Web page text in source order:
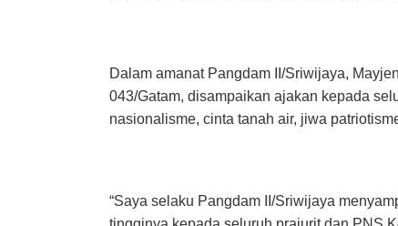
Dalam amanat Pangdam II/Sriwijaya,
043/Gatam, disampaikan ajakan kepada
nasionalisme, cinta tanah air, jiwa
“Saya selaku Pangdam II/Sriwijaya